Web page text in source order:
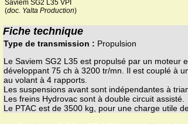
Saviem SG2 L35 VPI
(doc. Yalta Production)
Fiche technique
Type de transmission : Propulsion
Le Saviem SG2 L35 est propulsé par un moteur
développant 75 ch à 3200 tr/mn. Il est couplé à
au volant à 4 rapports.
Les suspensions avant sont indépendantes à
Les freins Hydrovac sont à double circuit assisté.
Le PTAC est de 3500 kg, pour une charge utile